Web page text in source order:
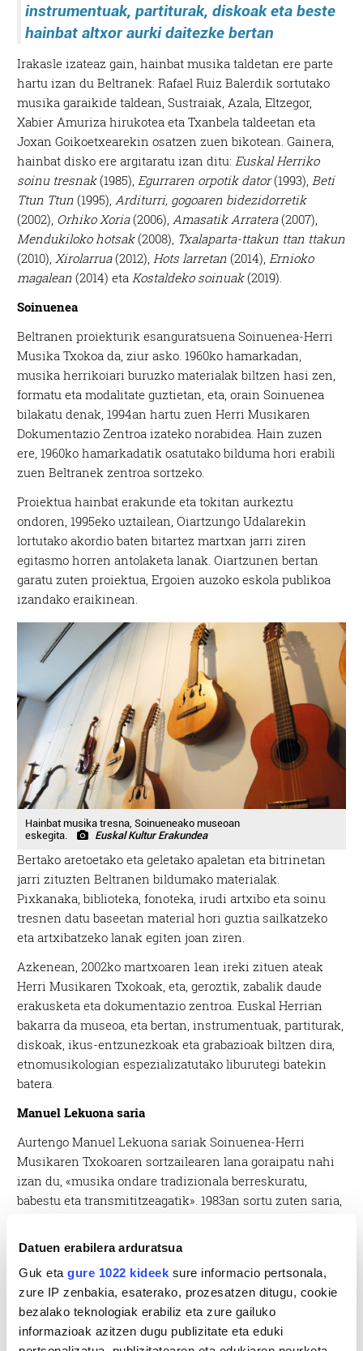
Datuen erabilera arduratsua
Guk eta gure 1022 kideek sure informacio pertsonala,
zure IP zenbakia, esaterako, prozesatzen ditugu, cookie
bezalako teknologiak erabiliz eta zure gailuko
informazioak azitzen dugu publizitate eta eduki
instrumentuak, partiturak,diskoak eta beste
hainbat altxor aurki daitezke bertan
Irakasle izateaz gain, hainbat musika taldetan ere parte
hartu izan du Beltranek: Rafael Ruiz Balerdik sortutako
musika garaikide taldean, Sustraiak, Azala, Eltzegor,
Xabier Amuriza hirukotea eta Txanbela taldeetan eta
Joxan Goikoetxearekin osatzen zuen bikotean. Gainera,
hainbat disko ere argitaratu izan ditu:Euskal Herriko
soinu tresnak(1985),Egurraren orpotik dator(1993),Beti
Ttun Ttun (1995),Arditurri, gogoaren bidezidorretik
(2002), Orhiko Xoria(2006),Amasatik Arratera(2007),
Mendukiloko hotsak(2008), Txalaparta-ttakun ttan ttakun
(2010),Xirolarrua(2012),Hots larretan (2014),Ernioko
magalean (2014) etaKostaldeko soinuak(2019).
Soinuenea
Beltranen proiekturik esanguratsuena Soinuenea-Herri
Musika Txokoa da, ziur asko. 1960ko hamarkadan,
musika herrikoiari buruzko materialak biltzen hasi zen,
formatu eta modalitate guztietan, eta, orain Soinuenea
bilakatu denak, 1994an hartu zuen Herri Musikaren
Dokumentazio Zentroa izateko norabidea. Hain zuzen
ere, 1960ko hamarkadatik osatutako bilduma hori erabili
zuen Beltranek zentroa sortzeko.
Proiektua hainbat erakunde eta tokitan aurkeztu
ondoren, 1995eko uztailean, Oiartzungo Udalarekin
lortutako akordio baten bitartez martxan jarri ziren
egitasmo horren antolaketa lanak. Oiartzunen bertan
garatu zuten proiektua, Ergoien auzoko eskola publikoa
izandako eraikinean.
Hainbat musika tresna, Soinueneako museoan
eskegita.
Euskal Kultur Erakundea
Bertako aretoetako eta geletako apaletan eta bitrinetan
jarri zituzten Beltranen bildumako materialak.
Pixkanaka, biblioteka, fonoteka, irudi artxibo eta soinu
tresnen datu baseetan material hori guztia sailkatzeko
eta artxibatzeko lanak egiten joan ziren.
Azkenean, 2002ko martxoaren 1ean ireki zituen ateak
Herri Musikaren Txokoak, eta, geroztik, zabalik daude
erakusketa eta dokumentazio zentroa. Euskal Herrian
bakarra da museoa, eta bertan, instrumentuak, partiturak,
diskoak, ikus-entzunezkoak eta grabazioak biltzen dira,
etnomusikologian espezializatutako liburutegi batekin
batera.
Manuel Lekuona saria
Aurtengo Manuel Lekuona sariakSoinuenea-Herri
Musikaren Txokoaren sortzailearen lana goraipatu nahi
izan du, «musika ondare tradizionala berreskuratu,
babestu eta transmititzeagatik». 1983an sortu zuten saria,